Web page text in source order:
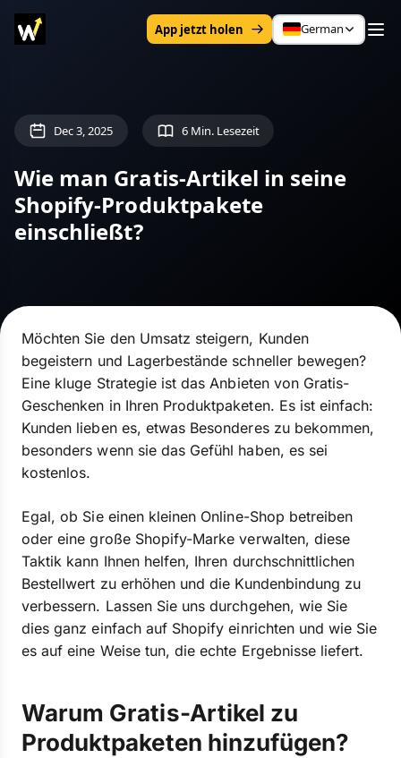
App jetzt holen German
Dec 3, 2025 6 Min. Lesezeit
Wie man Gratis-Artikel in seine
Shopify-Produktpakete
einschließt?
Möchten Sie den Umsatz steigern, Kunden
begeistern und Lagerbestände schneller bewegen?
Eine kluge Strategie ist das Anbieten von Gratis-
Geschenken in Ihren Produktpaketen. Es ist einfach:
Kunden lieben es, etwas Besonderes zu bekommen,
besonders wenn sie das Gefühl haben, es sei
kostenlos.
Egal, ob Sie einen kleinen Online-Shop betreiben
oder eine große Shopify-Marke verwalten, diese
Taktik kann Ihnen helfen, Ihren durchschnittlichen
Bestellwert zu erhöhen und die Kundenbindung zu
verbessern. Lassen Sie uns durchgehen, wie Sie
dies ganz einfach auf Shopify einrichten und wie Sie
es auf eine Weise tun, die echte Ergebnisse liefert.
Warum Gratis-Artikel zu
Produktpaketen hinzufügen?